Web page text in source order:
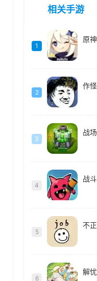
相关手游
1
原神
2
3
4
5
6